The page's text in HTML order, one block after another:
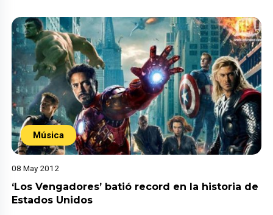
Música
08 May 2012
‘Los Vengadores’ batió record en la historia de
Estados Unidos